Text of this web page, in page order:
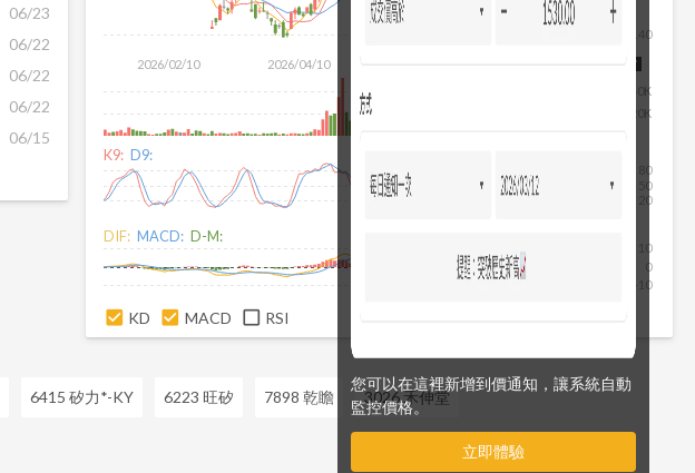
您可以在這裡新增到價通知，讓系統自動
監控價格。
立即體驗
06/23
06/22
06/22
06/22
06/15
2026/02/10 2026/04/10
140
2026/08/07
20K
40K
K9: D9:
20
50
80
DIF: MACD: D-M:
-10
0
10
KD MACD RSI
6415 矽力*-KY 6223 旺矽 7898 乾瞻 3026 禾伸堂